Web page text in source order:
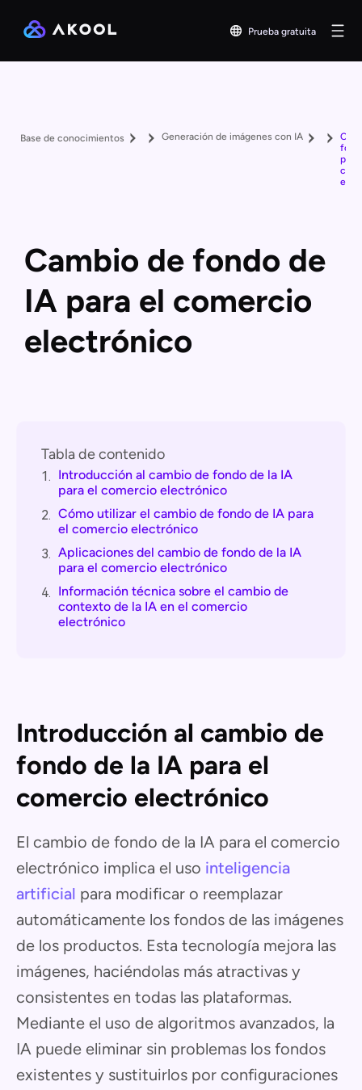
Prueba gratuita
Base de conocimientos Generación de imágenes con IA
para
Cambio de fondo de
IA para el comercio
electrónico
Tabla de contenido
1. Introducción al cambio de fondo de la IA
para el comercio electrónico
2. Cómo utilizar el cambio de fondo de IA para
el comercio electrónico
3. Aplicaciones del cambio de fondo de la IA
para el comercio electrónico
4. Información técnica sobre el cambio de
contexto de la IA en el comercio
electrónico
Introducción al cambio de
fondo de la IA para el
comercio electrónico
El cambio de fondo de la IA para el comercio
electrónico implica el uso inteligencia
artificial para modificar o reemplazar
automáticamente los fondos de las imágenes
de los productos. Esta tecnología mejora las
imágenes, haciéndolas más atractivas y
consistentes en todas las plataformas.
Mediante el uso de algoritmos avanzados, la
IA puede eliminar sin problemas los fondos
existentes y sustituirlos por configuraciones